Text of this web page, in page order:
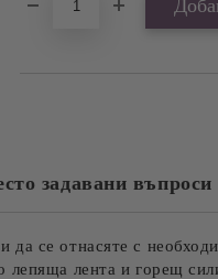
задавани въпроси
се отнасяте с
лента и горещ